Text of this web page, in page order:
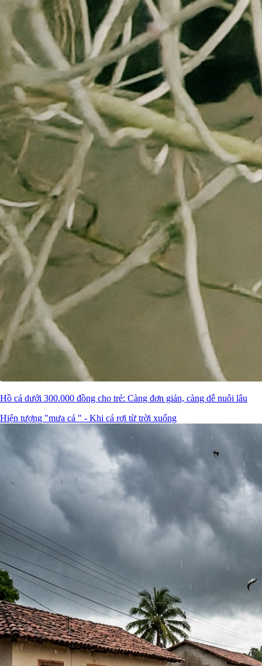
Hồ cá dưới 300.000 đồng cho trẻ: Càng đơn giản, càng dễ nuôi lâu
Hiện tượng "mưa cá " - Khi cá rơi từ trời xuống